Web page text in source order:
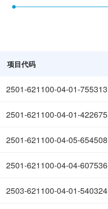
项目代码
2501-621100-04-01-755313
2501-621100-04-01-422675
2501-621100-04-05-654508
2501-621100-04-04-607536
2503-621100-04-01-540324